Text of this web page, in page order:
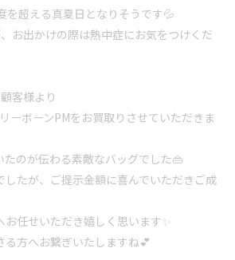
を超える真夏日となりそうです💦
お出かけの際は熱中症にお気をつけくだ
客様より
ーボーンPMをお買取りさせていただきま
たのが伝わる素敵なバッグでした👜
したが、ご提示金額に喜んでいただきご成
任せいただき嬉しく思います✨
る方へお繋ぎいたしますね💕